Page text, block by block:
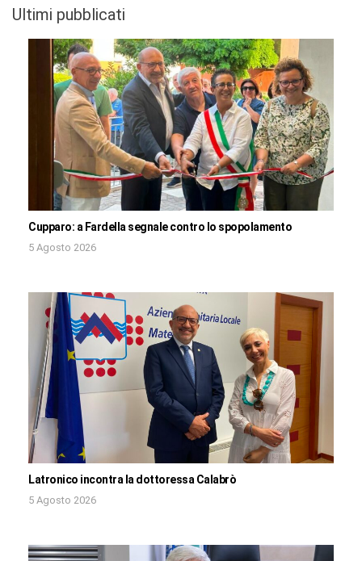
Ultimi pubblicati
Cupparo: a Fardella segnale contro lo spopolamento
5 Agosto 2026
Latronico incontra la dottoressa Calabrò
5 Agosto 2026